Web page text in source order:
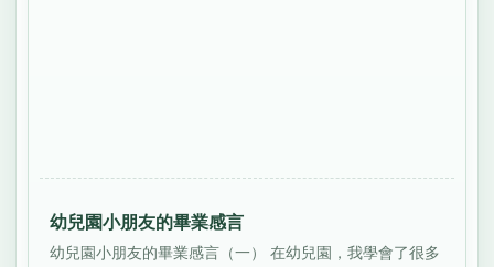
幼兒園小朋友的畢業感言
幼兒園小朋友的畢業感言（一） 在幼兒園，我學會了很多